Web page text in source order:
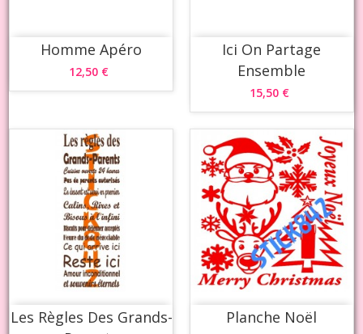
Homme Apéro
12,50 €
Ici On Partage
Ensemble
15,50 €
Les Règles Des Grands-
Planche Noël